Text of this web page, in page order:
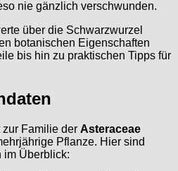
nie gänzlich verschwunden.
über die Schwarzwurzel
botanischen Eigenschaften
bis hin zu praktischen Tipps für
Familie der Asteraceae
Pflanze. Hier sind
im Überblick: